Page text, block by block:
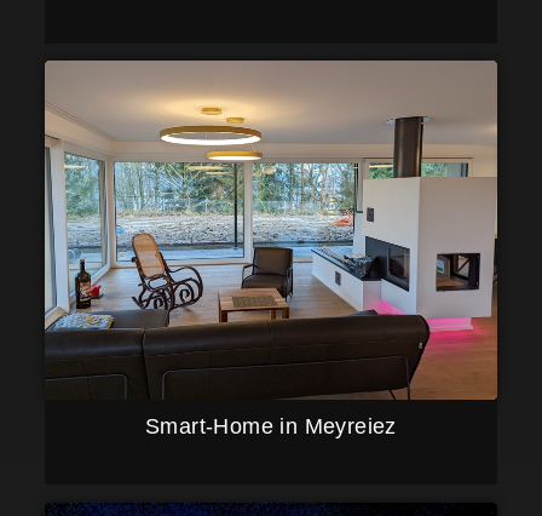
Smart-Home in Meyreiez